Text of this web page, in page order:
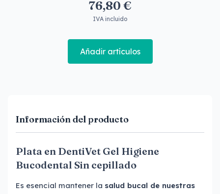
76,80 €
IVA incluido
Añadir artículos
Información del producto
Plata en DentiVet Gel Higiene
Bucodental Sin cepillado
Es esencial mantener la salud bucal de nuestras